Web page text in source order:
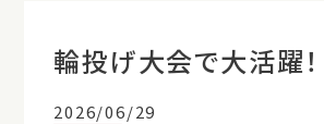
輪投げ大会で大活躍！
2026/06/29